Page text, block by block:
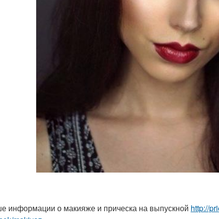
информации о макияже и прическа на выпускной http://